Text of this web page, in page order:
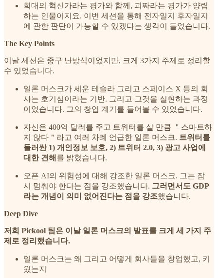
희대의 혁신가라는 평가와 함께, 괴짜라는 평가가 양립
하는 인물이지요. 이번 세션을 통해 전자일지 후자일지
에 관한 판단이 가능할 수 있겠다는 생각이 들었습니다.
The Key Points
이날 세션은 중구 난방식이었지만, 크게 3가지 주제로 정리할
수 있었습니다.
일론 머스크가 세운 테슬라 그리고 스페이스 X 등의 회
사는 호기심이라는 기반. 그리고 그것을 실현하는 과정
이었습니다. 그의 창업 계기를 들어볼 수 있었습니다.
자신은 400억 달러를 주고 트위터를 살 만큼 ＂스마트하
지 않다＂라고 여러 차례 언급한 일론 머스크. 트위터를
둘러싼 1) 개인정보 보호, 2) 트위터 2.0, 3) 광고 사업에
대한 견해 를 밝혔습니다.
오픈 AI의 위험성에 대해 강조한 일론 머스크. 그는 잠
시 멈춰야 한다는 점을 강조했습니다. 그러면서도 GDP
라는 개념이 의미 없어진다는 점을 강조했습니다.
Deep Dive
저희 Pickool 팀은 이날 일론 머스크의 발표를 크게 세 가지 주
제로 정리했습니다.
일론 머스크는 왜 그리고 어떻게 회사들을 창업했고, 키
웠는지